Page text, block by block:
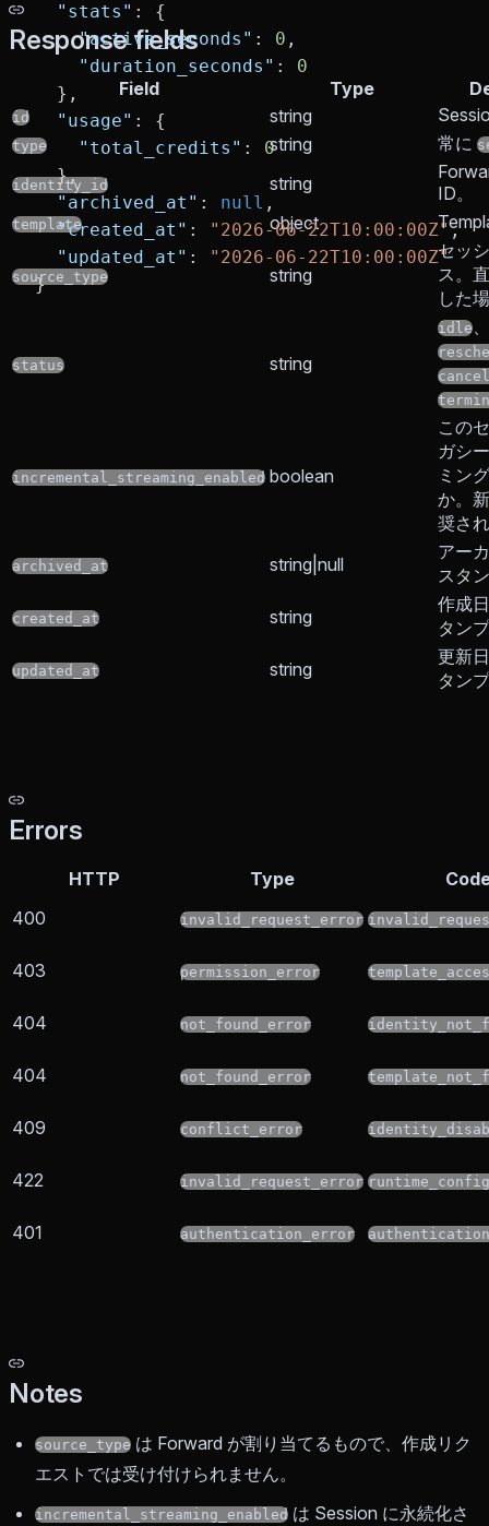
  "stats"
: {
    "active_seconds"
: 0 ,
    "duration_seconds"
: 0
  },
  "usage"
: {
    "total_credits"
: 0
  },
  "archived_at"
: null ,
  "created_at"
: "2026-06-22T10:00:00Z",
  "updated_at"
:
"2026-06-22T10:00:00Z"
}
Response fields
Field Type
id string
type string 常に
identity_id string
ID。
template object
source_type string
セッ
ス。
した
status string
idle、
incremental_streaming_enabled boolean
この
ガシ
ミン
か。
奨さ
archived_at string|null
アー
スタ
created_at string
作成
タン
updated_at string
更新
タン
Errors
HTTP Type
400
invalid_request_error
403 permission_error
404 not_found_error
404 not_found_error
409 conflict_error
422 invalid_request_error
401 authentication_error
Notes
source_type は Forward が割り当てるもので、作成リク
エストでは受け付けられません。
incremental_streaming_enabled は Session に永続化さ